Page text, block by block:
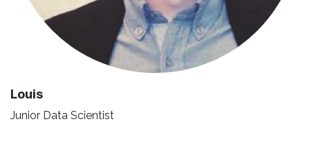
Louis
Junior Data Scientist